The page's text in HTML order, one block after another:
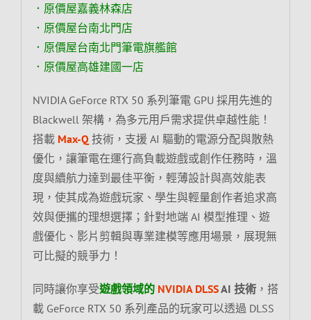
．原價屋嘉義林森店
．原價屋台南北門店
．原價屋台南北門筆電旗艦館
．原價屋高雄建國一店
NVIDIA GeForce RTX 50 系列筆電 GPU 採用先進的
Blackwell 架構，為多元用戶需求提供卓越性能！
搭載 Max-Q 技術，支援 AI 驅動的電源分配與散熱
優化，讓筆電在運行高負載遊戲或創作任務時，溫
度與續航力達到最佳平衡，輕薄設計與高效能表
現，使其成為遊戲玩家、學生與輕量創作者追求高
效與便攜的理想選擇；針對地端 AI 模型推理、遊
戲優化、影片剪輯與專業建模等應用場景，展現無
可比擬的競爭力！
同時讓你享受遊戲領域的 NVIDIA DLSSAI 技術，搭
載 GeForce RTX 50 系列產品的玩家可以透過 DLSS